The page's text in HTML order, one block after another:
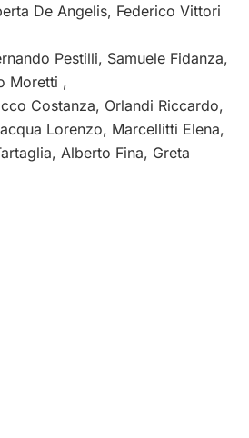
De Angelis, Federico Vittori
Pestilli, Samuele Fidanza,
Moretti ,
Costanza, Orlandi Riccardo,
Lorenzo, Marcellitti Elena,
Alberto Fina, Greta